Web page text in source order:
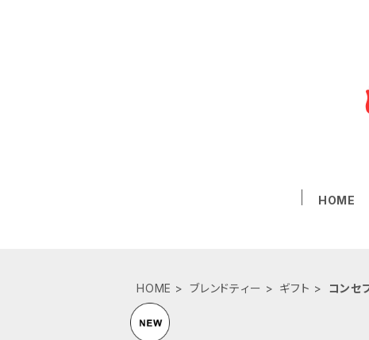
HOME
HOME ブレンドティー ギフト コンセ